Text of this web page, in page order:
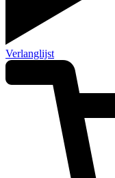
Verlanglijst